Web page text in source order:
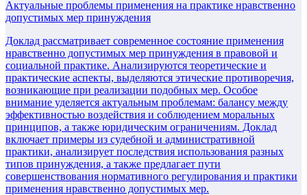
Актуальные проблемы применения на практике нравственно
допустимых мер принуждения
Доклад рассматривает современное состояние применения
нравственно допустимых мер принуждения в правовой и
социальной практике. Анализируются теоретические и
практические аспекты, выделяются этические противоречия,
возникающие при реализации подобных мер. Особое
внимание уделяется актуальным проблемам: балансу между
эффективностью воздействия и соблюдением моральных
принципов, а также юридическим ограничениям. Доклад
включает примеры из судебной и административной
практики, анализирует последствия использования разных
типов принуждения, а также предлагает пути
совершенствования нормативного регулирования и практики
применения нравственно допустимых мер.